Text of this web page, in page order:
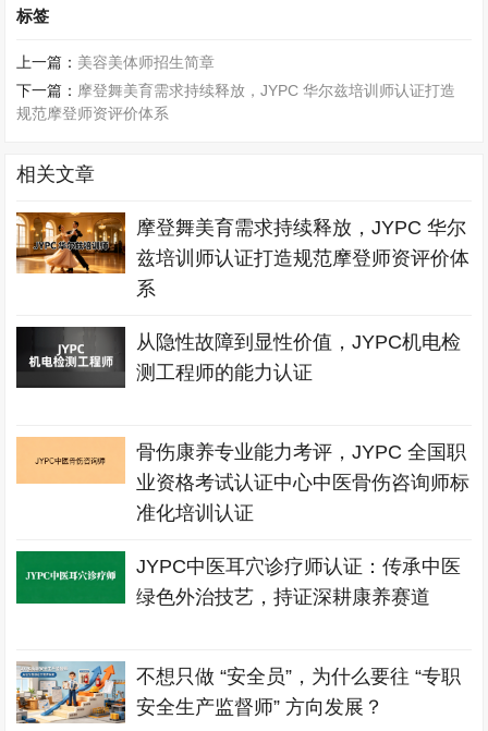
标签
上一篇： 美容美体师招生简章
下一篇： 摩登舞美育需求持续释放，JYPC 华尔兹培训师认证打造
规范摩登师资评价体系
相关文章
摩登舞美育需求持续释放，JYPC 华尔
兹培训师认证打造规范摩登师资评价体
系
从隐性故障到显性价值，JYPC机电检
测工程师的能力认证
骨伤康养专业能力考评，JYPC 全国职
业资格考试认证中心中医骨伤咨询师标
准化培训认证
JYPC中医耳穴诊疗师认证：传承中医
绿色外治技艺，持证深耕康养赛道
不想只做 “安全员”，为什么要往 “专职
安全生产监督师” 方向发展？